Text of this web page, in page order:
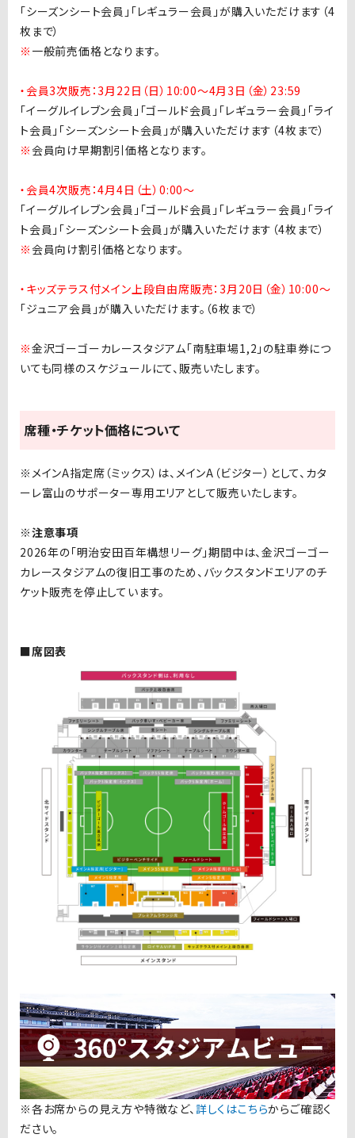
「シーズンシート会員」「レギュラー会員」が購入いただけます（4
枚まで）
※ 一般前売価格となります。
・会員3次販売：3月22日（日）10:00〜4月3日（金）23:59
「イーグルイレブン会員」「ゴールド会員」「レギュラー会員」「ライ
ト会員」「シーズンシート会員」が購入いただけます（4枚まで）
※ 会員向け早期割引価格となります。
・会員4次販売：4月4日（土）0:00〜
「イーグルイレブン会員」「ゴールド会員」「レギュラー会員」「ライ
ト会員」「シーズンシート会員」が購入いただけます（4枚まで）
※ 会員向け割引価格となります。
・キッズテラス付メイン上段自由席販売：3月20日（金） 10:00〜
「ジュニア会員」が購入いただけます。（6枚まで）
※金沢ゴーゴーカレースタジアム「南駐車場1,2」の駐車券につ
いても同様のスケジュールにて、販売いたします。
席種・チケット価格について
※メインA指定席（ミックス）は、メインA（ビジター）として、カタ
ーレ富山のサポーター専用エリアとして販売いたします。
※注意事項
2026年の「明治安田百年構想リーグ」期間中は、金沢ゴーゴー
カレースタジアムの復旧工事のため、バックスタンドエリアのチ
ケット販売を停止しています。
■席図表
※各お席からの見え方や特徴など、 詳しくはこちらからご確認く
ださい。